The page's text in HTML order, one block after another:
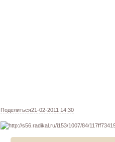
Поделиться21-02-2011 14:30